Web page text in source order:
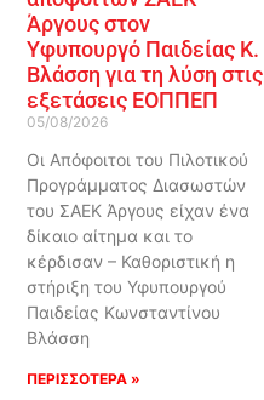
Άργους στον
Υφυπουργό Παιδείας Κ.
Βλάσση για τη λύση στις
εξετάσεις ΕΟΠΠΕΠ
05/08/2026
Οι Απόφοιτοι του Πιλοτικού
Προγράμματος Διασωστών
του ΣΑΕΚ Άργους είχαν ένα
δίκαιο αίτημα και το
κέρδισαν – Καθοριστική η
στήριξη του Υφυπουργού
Παιδείας Κωνσταντίνου
Βλάσση
ΠΕΡΙΣΣΟΤΕΡΑ »